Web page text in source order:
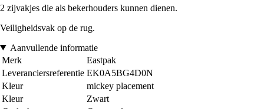
2 zijvakjes die als bekerhouders kunnen dienen.
Veiligheidsvak op de rug.
Aanvullende informatie
Merk
Eastpak
Leveranciersreferentie EK0A5BG4D0N
Kleur
mickey placement
Kleur
Zwart